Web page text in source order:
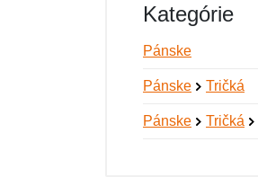
Kategórie
Pánske
Pánske Tričká
Pánske Tričká